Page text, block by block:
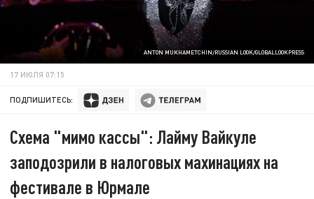
ANTON MUKHAMETCHIN/RUSSIAN LOOK/GLOBALLOOKPRESS
17 ИЮЛЯ 07:15
ПОДПИШИТЕСЬ:
Схема "мимо кассы": Лайму Вайкуле
заподозрили в налоговых махинациях на
фестивале в Юрмале